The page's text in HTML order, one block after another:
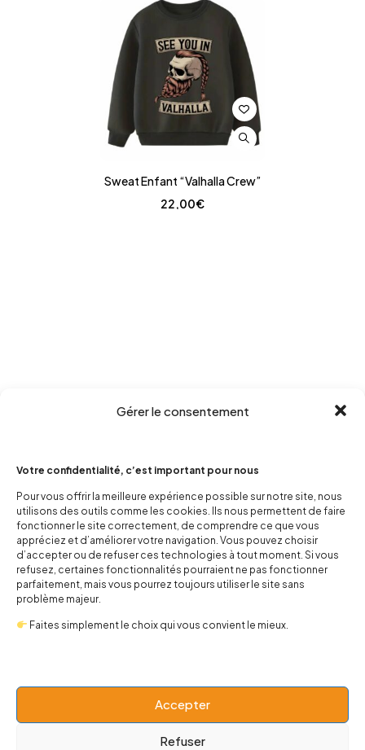
Gérer le consentement
Votre confidentialité, c’est important pour nous
Pour vous offrir la meilleure expérience possible sur notre site, nous
utilisons des outils comme les cookies. Ils nous permettent de faire
fonctionner le site correctement, de comprendre ce que vous
appréciez et d’améliorer votre navigation. Vous pouvez choisir
d’accepter ou de refuser ces technologies à tout moment. Si vous
refusez, certaines fonctionnalités pourraient ne pas fonctionner
parfaitement, mais vous pourrez toujours utiliser le site sans
problème majeur.
Faites simplement le choix qui vous convient le mieux.
Accepter
Refuser
Sweat Enfant “Valhalla Crew”
22,00€
contact@popnbaby.com
+33 01 64 62 14 89
Follow us